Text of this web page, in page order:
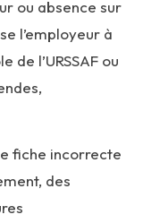
ou absence sur
l’employeur à
de l’URSSAF ou
fiche incorrecte
des